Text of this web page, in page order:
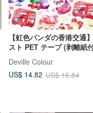
【虹色パンダの香港交通
スト PET テープ (剥離紙
Deville Colour
US$ 14.82 US$ 16.84